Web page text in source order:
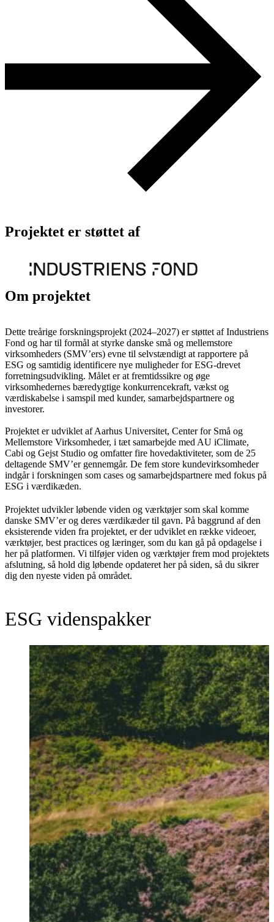
Projektet er støttet af
Om projektet
Dette treårige forskningsprojekt (2024–2027) er støttet af Industriens
Fond og har til formål at styrke danske små og mellemstore
virksomheders (SMV’ers) evne til selvstændigt at rapportere på
ESG og samtidig identificere nye muligheder for ESG-drevet
forretningsudvikling. Målet er at fremtidssikre og øge
virksomhedernes bæredygtige konkurrencekraft, vækst og
værdiskabelse i samspil med kunder, samarbejdspartnere og
investorer.
Projektet er udviklet af Aarhus Universitet, Center for Små og
Mellemstore Virksomheder, i tæt samarbejde med AU iClimate,
Cabi og Gejst Studio og omfatter fire hovedaktiviteter, som de 25
deltagende SMV’er gennemgår. De fem store kundevirksomheder
indgår i forskningen som cases og samarbejdspartnere med fokus på
ESG i værdikæden.
Projektet udvikler løbende viden og værktøjer som skal komme
danske SMV’er og deres værdikæder til gavn. På baggrund af den
eksisterende viden fra projektet, er der udviklet en række videoer,
værktøjer, best practices og læringer, som du kan gå på opdagelse i
her på platformen. Vi tilføjer viden og værktøjer frem mod projektets
afslutning, så hold dig løbende opdateret her på siden, så du sikrer
dig den nyeste viden på området.
ESG videnspakker